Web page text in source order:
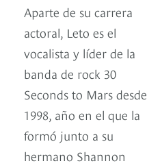
Aparte de su carrera
actoral, Leto es el
vocalista y líder de la
banda de rock 30
Seconds to Mars desde
1998, año en el que la
formó junto a su
hermano Shannon